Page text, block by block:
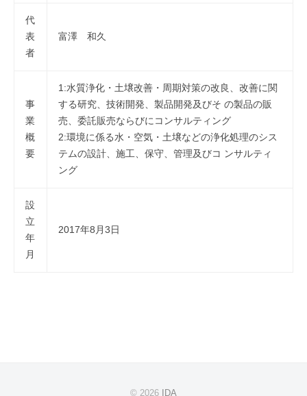
代
表
者
富澤 和久
事
業
概
要
1:水質浄化・土壌改善・周期対策の改良、改善に関
する研究、技術開発、製品開発及びそ の製品の販
売、委託販売ならびにコンサルティング
2:環境に係る水・空気・土壌などの浄化処理のシス
テムの設計、施工、保守、管理及びコ ンサルティ
ング
設
立
年
月
2017年8月3日
© 2026 IDA